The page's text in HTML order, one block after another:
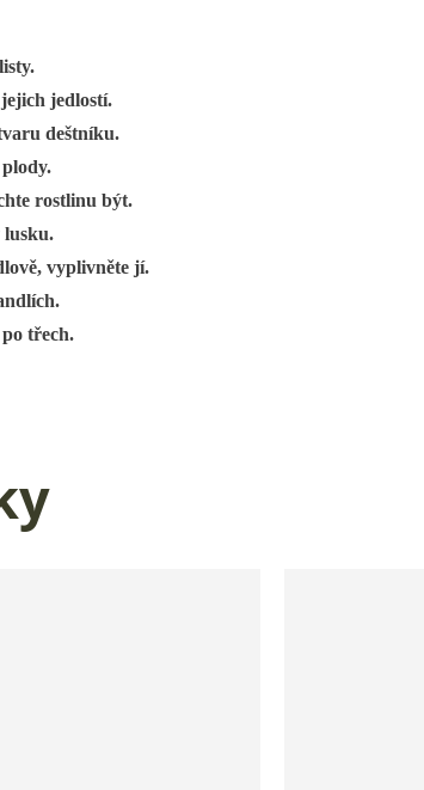
jedlostí.
deštníku.
rostlinu být.
lusku.
vyplivněte jí.
třech.